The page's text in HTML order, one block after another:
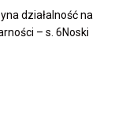
działalność na
– s. 6Noski